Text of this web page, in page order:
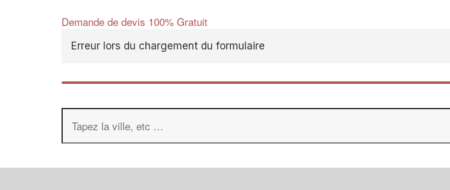
Demande de devis 100% Gratuit
Erreur lors du chargement du formulaire